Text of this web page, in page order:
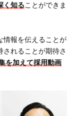
く知ることができま
情報を伝えることが
れることが期待さ
を加えて採用動画